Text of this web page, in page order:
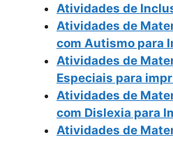
Atividades de
Atividades de
com Autismo para
Atividades de
Especiais para
Atividades de
com Dislexia para
Atividades de